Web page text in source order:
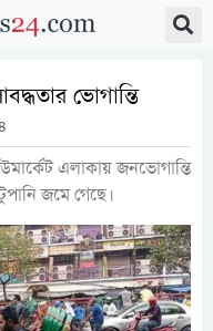
ভোগান্তি
এলাকায় জনভোগান্তি
জমে গেছে।